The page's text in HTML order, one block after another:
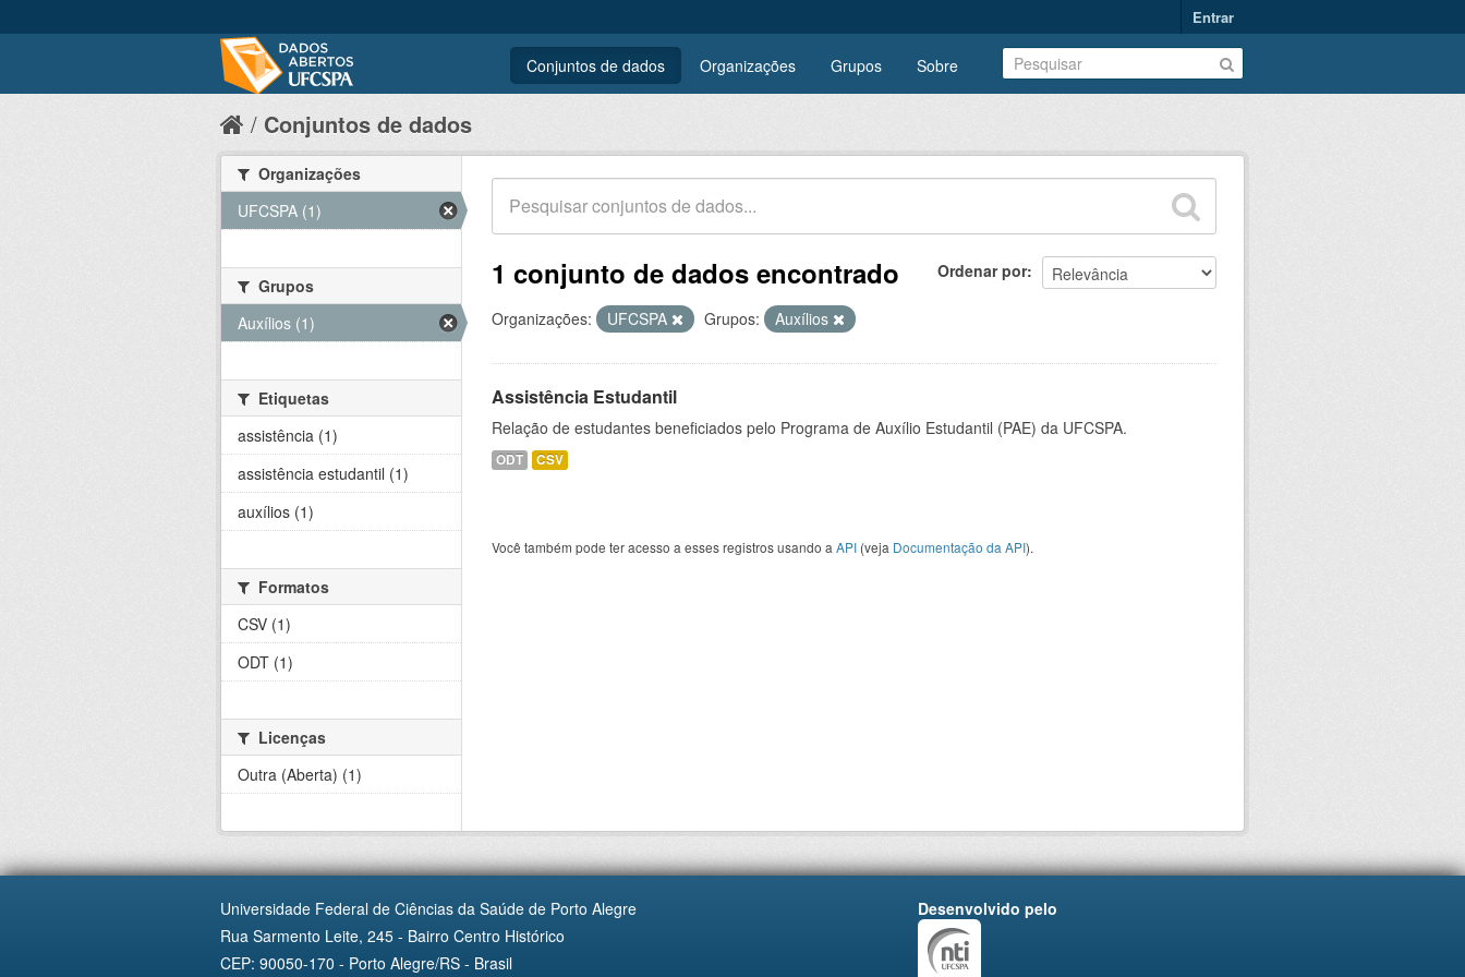
Entrar
Conjuntos de dados Organizações Grupos Sobre
Conjuntos de dados
Ordenar por
1 conjunto de dados encontrado
Organizações: UFCSPA Grupos: Auxílios
Assistência Estudantil
Relação de estudantes beneficiados pelo Programa de Auxílio Estudantil (PAE) da UFCSPA.
ODT CSV
Você também pode ter acesso a esses registros usando a API (veja Documentação da API).
Organizações
UFCSPA (1)
Grupos
Auxílios (1)
Etiquetas
assistência (1)
assistência estudantil (1)
auxílios (1)
Formatos
CSV (1)
ODT (1)
Licenças
Outra (Aberta) (1)
Universidade Federal de Ciências da Saúde de Porto Alegre
Rua Sarmento Leite, 245 - Bairro Centro Histórico
CEP: 90050-170 - Porto Alegre/RS - Brasil
Desenvolvido pelo